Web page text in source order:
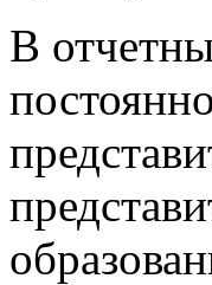
В